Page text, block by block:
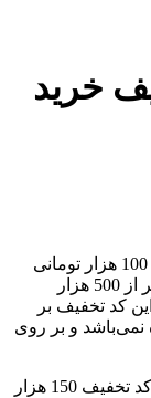
خرید
درحال حاضر دیجی استایل برای شما کد تخفیف 100 هزار تومانی
ارائه کرده و می‌توانید بر روی سفارش‌های بیشتر از 500 هزار
این کد تخفیف بر
و بر روی
برای ورود به سامانه دیجی استایل و استفاده از کد تخفیف 150 هزار